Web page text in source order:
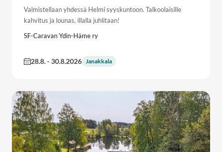
Valmistellaan yhdessä Helmi syyskuntoon. Talkoolaisille
kahvitus ja lounas, illalla juhlitaan!
SF-Caravan Ydin-Häme ry
28.8.-30.8.2026 Janakkala